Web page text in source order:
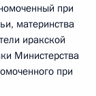
при
материнства
иракской
Министерства
при